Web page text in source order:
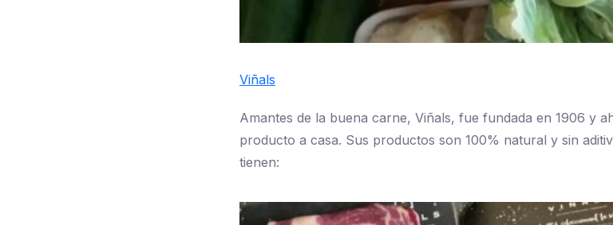
Viñals
Amantes de la buena carne, Viñals, fue fundada en 1906 y
producto a casa. Sus productos son 100% natural y sin
tienen: